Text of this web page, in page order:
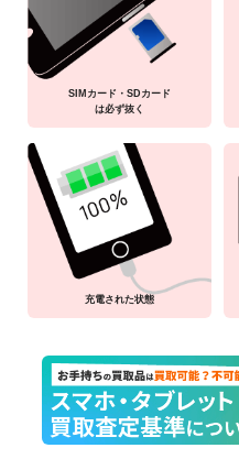
SIMカード・SDカード
は必ず抜く
充電された状態